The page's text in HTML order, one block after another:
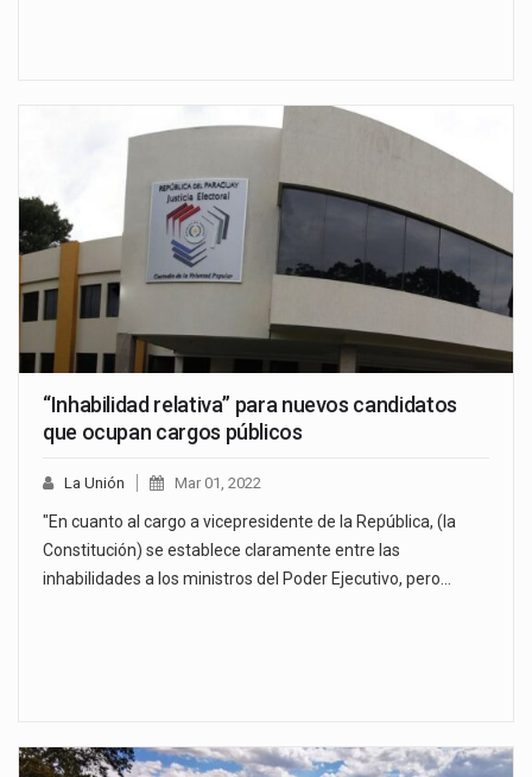
“Inhabilidad relativa” para nuevos candidatos
que ocupan cargos públicos
La Unión Mar 01, 2022
"En cuanto al cargo a vicepresidente de la República, (la
Constitución) se establece claramente entre las
inhabilidades a los ministros del Poder Ejecutivo, pero…